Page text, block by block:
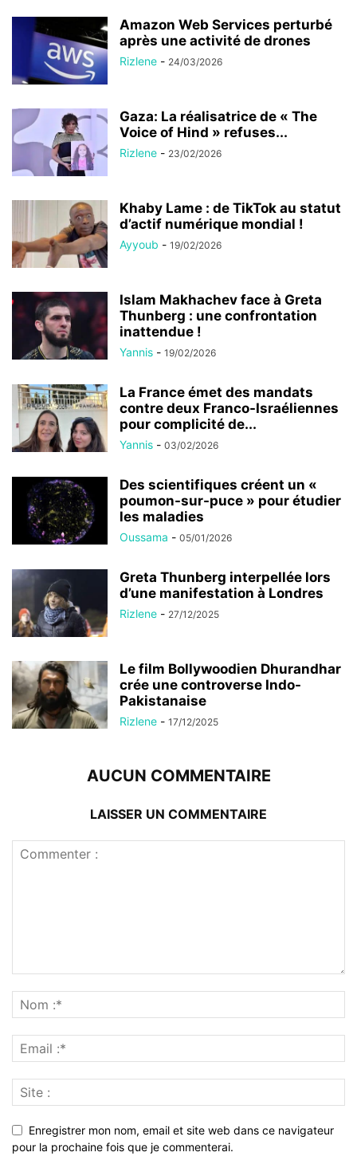
Amazon Web Services perturbé
après une activité de drones
Rizlene - 24/03/2026
Gaza: La réalisatrice de « The
Voice of Hind » refuses...
Rizlene - 23/02/2026
Khaby Lame : de TikTok au statut
d’actif numérique mondial !
Ayyoub - 19/02/2026
Islam Makhachev face à Greta
Thunberg : une confrontation
inattendue !
Yannis - 19/02/2026
La France émet des mandats
contre deux Franco-Israéliennes
pour complicité de...
Yannis - 03/02/2026
Des scientifiques créent un «
poumon-sur-puce » pour étudier
les maladies
Oussama - 05/01/2026
Greta Thunberg interpellée lors
d’une manifestation à Londres
Rizlene - 27/12/2025
Le film Bollywoodien Dhurandhar
crée une controverse Indo-
Pakistanaise
Rizlene - 17/12/2025
AUCUN COMMENTAIRE
LAISSER UN COMMENTAIRE
Enregistrer mon nom, email et site web dans ce navigateur
pour la prochaine fois que je commenterai.